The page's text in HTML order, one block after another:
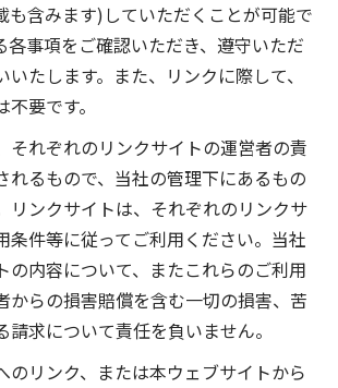
も含みます)していただくことが可能で
各事項をご確認いただき、遵守いただ
いたします。また、リンクに際して、
要です。
それぞれのリンクサイトの運営者の責
れるもので、当社の管理下にあるもの
リンクサイトは、それぞれのリンクサ
条件等に従ってご利用ください。当社
の内容について、またこれらのご利用
からの損害賠償を含む一切の損害、苦
求について責任を負いません。
のリンク、または本ウェブサイトから